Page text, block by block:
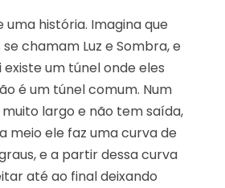
história. Imagina que
chamam Luz e Sombra, e
um túnel onde eles
é um túnel comum. Num
largo e não tem saída,
meio ele faz uma curva de
e a partir dessa curva
até ao final deixando